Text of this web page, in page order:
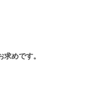
めです。